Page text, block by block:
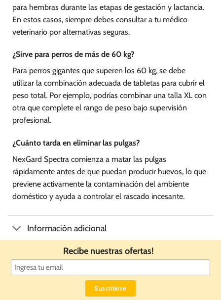
para hembras durante las etapas de gestación y lactancia.
En estos casos, siempre debes consultar a tu médico
veterinario por alternativas seguras.
¿Sirve para perros de más de 60 kg?
Para perros gigantes que superen los 60 kg, se debe
utilizar la combinación adecuada de tabletas para cubrir el
peso total. Por ejemplo, podrías combinar una talla XL con
otra que complete el rango de peso bajo supervisión
profesional.
¿Cuánto tarda en eliminar las pulgas?
NexGard Spectra comienza a matar las pulgas
rápidamente antes de que puedan producir huevos, lo que
previene activamente la contaminación del ambiente
doméstico y ayuda a controlar el rascado incesante.
Información adicional
Recibe nuestras ofertas!